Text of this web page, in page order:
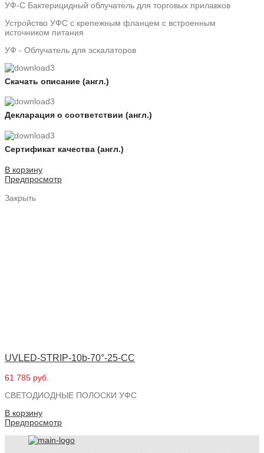
УФ-С Бактерицидный облучатель для торговых прилавков
Устройство УФС с крепежным фланцем с встроенным
источником питания
УФ - Облучатель для эскалаторов
Скачать описание (англ.)
Декларация о соответствии (англ.)
Сертификат качества (англ.)
В корзину
Предпросмотр
Закрыть
UVLED-STRIP-10b-70°-25-CC
61 785 руб.
СВЕТОДИОДНЫЕ ПОЛОСКИ УФС
В корзину
Предпросмотр